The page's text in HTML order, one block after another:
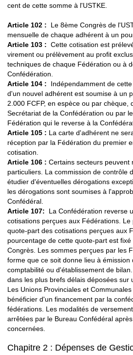
cent de cette somme à l'USTKE.
Article 102 : Le 8ème Congrès de
mensuelle de chaque adhérent à un
Article 103 : Cette cotisation est
virement ou prélèvement au profit
techniques de chaque Fédération ou à
Confédération.
Article 104 : Indépendamment de
d'un nouvel adhérent est soumise à un
2.000 FCFP, en espèce ou par chèque,
Secrétariat de la Confédération ou par
Fédération qui le reverse à la
Article 105 : La carte d'adhérent ne
réception par la Fédération du premier
cotisation.
Article 106 : Certains secteurs peuvent
particuliers. La commission de contrôle
étudier d'éventuelles dérogations
les dérogations sont soumises à
Confédéral.
Article 107: La Confédération reverse
cotisations perçues aux Fédérations.
quote-part des cotisations perçues aux
pourcentage de cette quote-part est
Congrès. Les sommes perçues par les
forme que ce soit donne lieu à émission
comptabilité ou d'établissement de
dans les plus brefs délais déposées sur
Les Unions Provinciales et
bénéficier d'un financement par la
fédérations. Les modalités de
arrêtées par le Bureau Confédéral
concernées.
Chapitre 2 : Dépenses de